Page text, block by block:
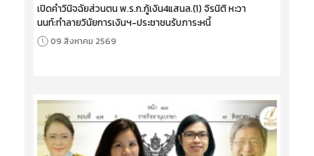
เปิดคำวินิจฉัยส่วนตน พ.ร.ก.กู้เงิน4แสนล.(1) จิรนิติ หะวา
นนท์:ทำลายวินัยการเงินฯ-ประชาชนรับภาระหนี้
09 สิงหาคม 2569